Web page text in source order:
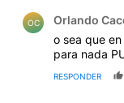
OC Orlando
o sea que
para nada
RESPONDER